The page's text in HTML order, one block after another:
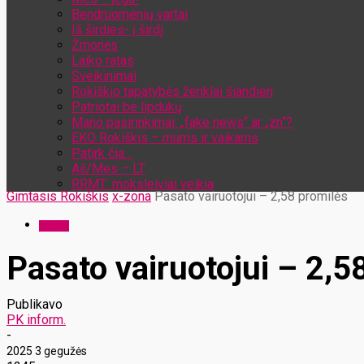
Bendruomenių vartai
Iš širdies- į širdį
Žmonės
Laiko ratas
Sveikinimai
Rokiškio tapatybės ženklai šiandien
Patriotai be lipdukų
Mano pasirinkimai: „fake news“ ar „zn“?
EKO Rokiškis – mums ir vaikams
Patirk čia…
Aš/Mes – LT
RRMT: moksleiviai veikia
Gimtasis Rokiškis x-zona Pasato vairuotojui – 2,58 promilės
Pasato vairuotojui –
Publikavo
PK inform.
-
2025 3 gegužės